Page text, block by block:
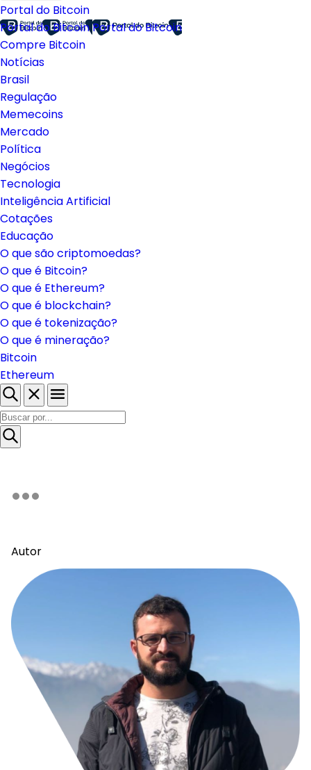
Portal do Bitcoin
Portal do BitcoinPortal do Bitcoin
Compre Bitcoin
Notícias
Brasil
Regulação
Memecoins
Mercado
Política
Negócios
Tecnologia
Inteligência Artificial
Cotações
Educação
O que são criptomoedas?
O que é Bitcoin?
O que é Ethereum?
O que é blockchain?
O que é tokenização?
O que é mineração?
Bitcoin
Ethereum
Autor